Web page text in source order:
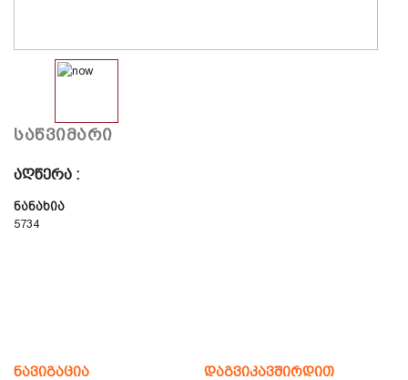
საწვიმარი
აღწერა :
ნანახია
5734
ნავიგაცია დაგვიკავშირდით